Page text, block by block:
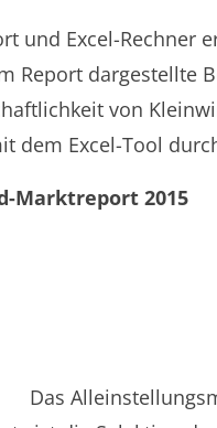
und Excel-Rechner
Report dargestellte
von
dem Excel-Tool
Marktreport 2015
Das